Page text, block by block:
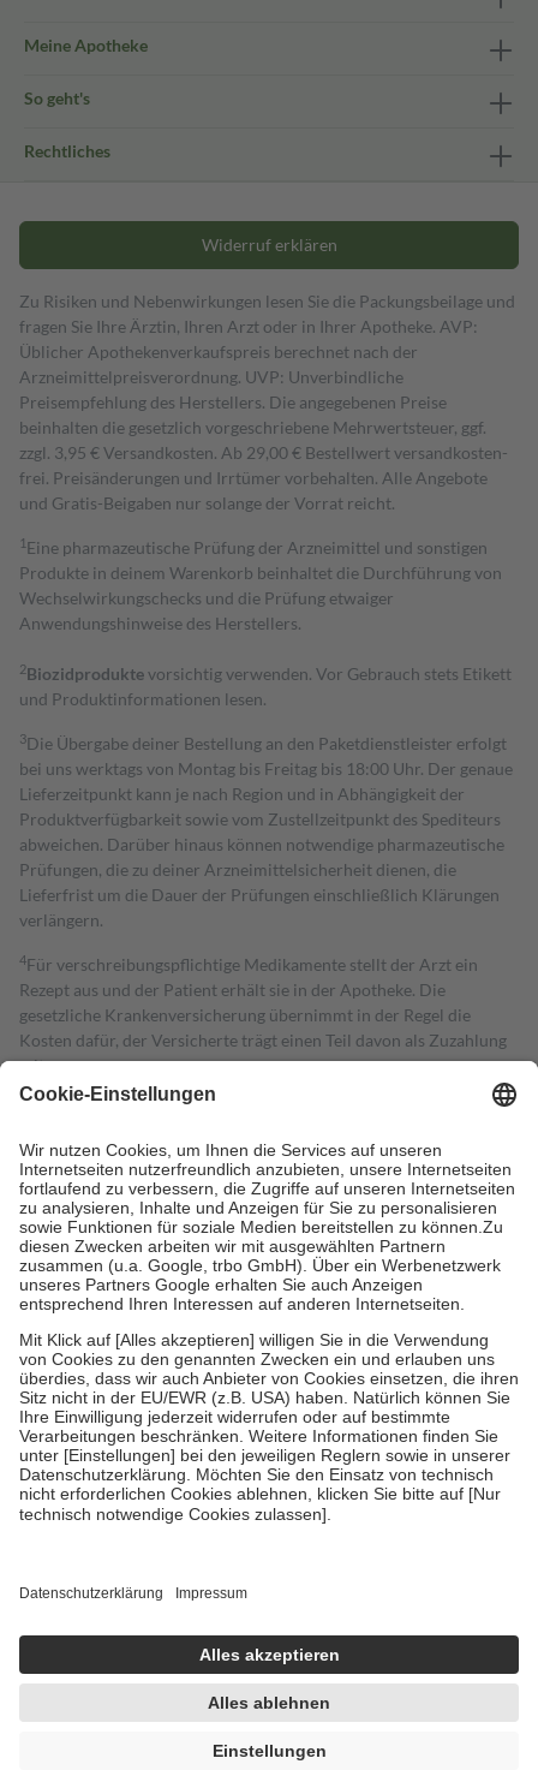
Meine Apotheke
So geht's
Rechtliches
Widerruf erklären
Zu Risiken und Nebenwirkungen lesen Sie die Packungsbeilage und
fragen Sie Ihre Ärztin, Ihren Arzt oder in Ihrer Apotheke. AVP:
Üblicher Apothekenverkaufspreis berechnet nach der
Arzneimittelpreisverordnung. UVP: Unverbindliche
Preisempfehlung des Herstellers. Die angegebenen Preise
beinhalten die gesetzlich vorgeschriebene Mehrwertsteuer, ggf.
zzgl. 3,95 € Versandkosten. Ab 29,00 € Bestell­wert versand­kosten­
frei. Preisänderungen und Irrtümer vorbehalten. Alle Angebote
und Gratis-Beigaben nur solange der Vorrat reicht.
1 Eine pharmazeutische Prüfung der Arzneimittel und sonstigen
Produkte in deinem Warenkorb beinhaltet die Durchführung von
Wechselwirkungschecks und die Prüfung etwaiger
Anwendungshinweise des Herstellers.
2Biozidproduktevorsichtig verwenden. Vor Gebrauch stets Etikett
und Produktinformationen lesen.
3Die Übergabe deiner Bestellung an den Paketdienstleister erfolgt
bei uns werktags von Montag bis Freitag bis 18:00 Uhr. Der genaue
Lieferzeitpunkt kann je nach Region und in Abhängigkeit der
Produktverfügbarkeit sowie vom Zustellzeitpunkt des Spediteurs
abweichen. Darüber hinaus können notwendige pharmazeutische
Prüfungen, die zu deiner Arzneimittelsicherheit dienen, die
Lieferfrist um die Dauer der Prüfungen einschließlich Klärungen
verlängern.
4Für verschreibungspflichtige Medikamente stellt der Arzt ein
Rezept aus und der Patient erhält sie in der Apotheke. Die
gesetzliche Krankenversicherung übernimmt in der Regel die
Kosten dafür, der Versicherte trägt einen Teil davon als Zuzahlung
mit.
Grundsätzlich leisten Mitglieder Zuzahlungen in Höhe von zehn
höchstens zehn Euro.
Es sind jedoch nie mehr als die tatsächlichen
Kosten der Leistung zu entrichten.
Diese Regeln gelten grundsätzlich auch für Online-Apotheken.
Bei Heilmitteln und häuslicher Krankenpflege beträgt die
Zuzahlung zehn Prozent der Kosten sowie zehn Euro je
Verordnung.
Um das Engagement der Versicherten für ihre eigene Gesundheit zu
stärken und die besondere Stellung der Familie zu unterstützen,
fallenkeine Zuzahlungenan bei:
• Kindern und Jugendlichen bis zum vollendeten 18. Lebensjahr
mit Ausnahme der Fahrkosten
• Untersuchungen zur Vorsorge und Früherkennung, die von der
GKV getragen werden
• empfohlenen Schutzimpfungen
• Harn- und Blutteststreifen
getroffen, um sicherzustellen, dass es sich um echte Bewertungen
https://help.etrusted.com/hc/de/articles/4419944605341
Einige Bilder und Inhalte wurden unter Zuhilfenahme künstlicher